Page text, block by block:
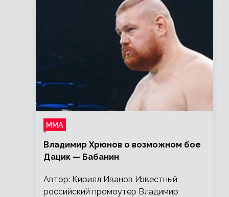
ММА
Владимир Хрюнов о возможном бое
Дацик — Бабанин
Автор: Кирилл Иванов Известный
российский промоутер Владимир